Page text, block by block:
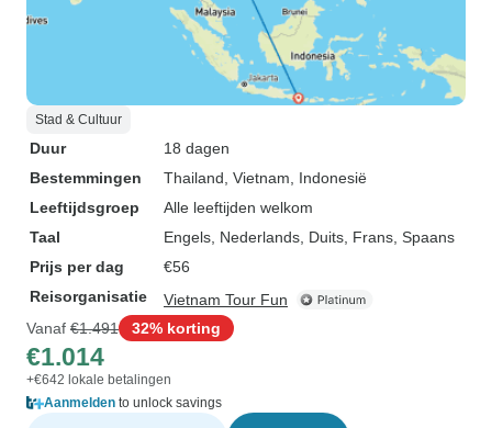
Stad & Cultuur
Duur
18 dagen
Bestemmingen
Thailand , Vietnam , Indonesië
Leeftijdsgroep
Alle leeftijden welkom
Taal
Engels, Nederlands, Duits, Frans, Spaans
Prijs per dag
€56
Reisorganisatie
Vietnam Tour Fun
Vanaf €1.491 32% korting
€1.014
+€642 lokale betalingen
Aanmelden to unlock savings